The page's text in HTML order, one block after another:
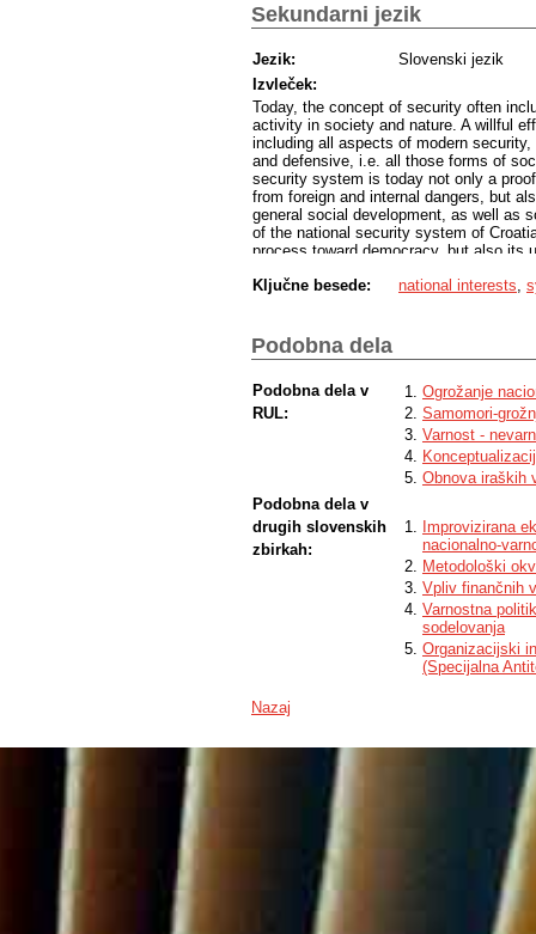
Sekundarni jezik
Jezik:
Slovenski jezik
Izvleček:
Today, the concept of security often
activity in society and nature. A willful
including all aspects of modern
and defensive, i.e. all those forms of
security system is today not only a
from foreign and internal dangers, but
general social development, as well as
of the national security system of
process toward democracy, but also its
Ključne besede:
national interests
Podobna dela
Podobna dela v
RUL:
Ogrožanje
Samomori-
Varnost -
Obnova iraških
Podobna dela v
drugih slovenskih
zbirkah:
Improvizirana
nacionalno-
Metodološki
Vpliv finančnih
Varnostna
sodelovanja
Organizacijski
(Specijalna
Nazaj